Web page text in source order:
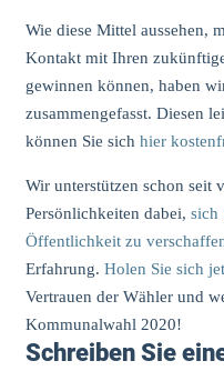
Wie diese Mittel aussehen,
Kontakt mit Ihren
gewinnen können, haben
zusammengefasst. Diesen
können Sie sich hier
Wir unterstützen schon seit
Persönlichkeiten dabei, sich
Öffentlichkeit zu
Erfahrung. Holen Sie sich
Vertrauen der Wähler und
Kommunalwahl 2020!
Schreiben Sie